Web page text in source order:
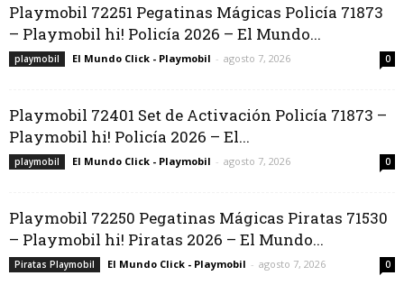
Playmobil 72251 Pegatinas Mágicas Policía 71873
– Playmobil hi! Policía 2026 – El Mundo...
playmobil El Mundo Click - Playmobil - agosto 7, 2026 0
Playmobil 72401 Set de Activación Policía 71873 –
Playmobil hi! Policía 2026 – El...
playmobil El Mundo Click - Playmobil - agosto 7, 2026 0
Playmobil 72250 Pegatinas Mágicas Piratas 71530
– Playmobil hi! Piratas 2026 – El Mundo...
Piratas Playmobil El Mundo Click - Playmobil - agosto 7, 2026 0